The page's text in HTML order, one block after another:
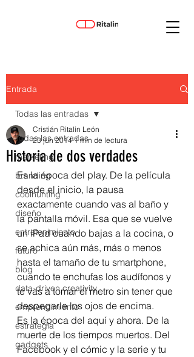
Entrada
Todas las entradas
marketing
branding
coolhunting
diseño
entretenimiento
futuro
blog
data-driven creativity
emprendimiento
estrategia
gadgets
Todas las entradas
Historia de dos verdades
Cristián Ritalin León
23 jun 2014 1 min de lectura
Es la época del play. De la película
desde el inicio, la pausa
exactamente cuando vas al baño y
la pantalla móvil. Esa que se vuelve
un iPad cuando bajas a la cocina, o
se achica aún más, más o menos
hasta el tamaño de tu smartphone,
cuando te enchufas los audífonos y
te vas a tomar el metro sin tener que
despegarle los ojos de encima.
Es la época del aquí y ahora. De la
muerte de los tiempos muertos. Del
Facebook y el cómic y la serie y tu